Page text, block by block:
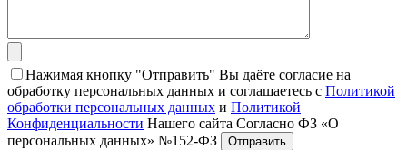
Нажимая кнопку "Отправить" Вы даёте согласие на
обработку персональных данных и соглашаетесь с Политикой
обработки персональных данных и Политикой
Конфиденциальности Нашего сайта Согласно ФЗ «О
персональных данных» №152-ФЗ